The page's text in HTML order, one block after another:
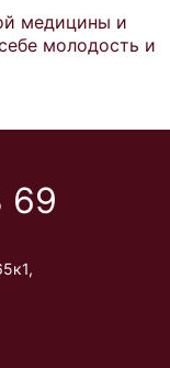
медицины и
молодость и
69